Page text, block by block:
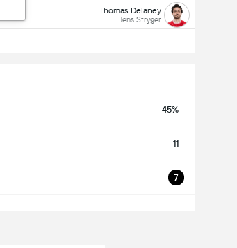
Thomas Delaney
Jens Stryger
45%
11
7